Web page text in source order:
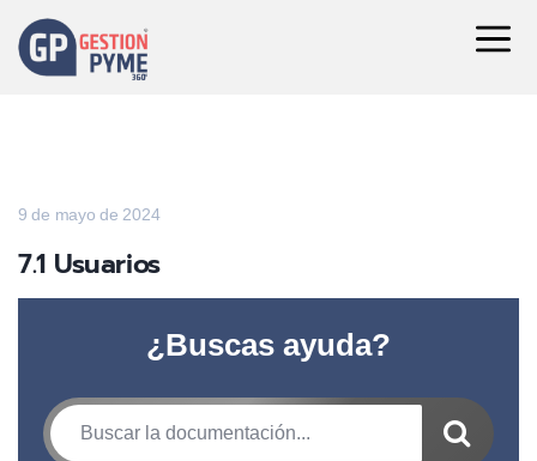
9 de mayo de 2024
7.1 Usuarios
¿Buscas ayuda?